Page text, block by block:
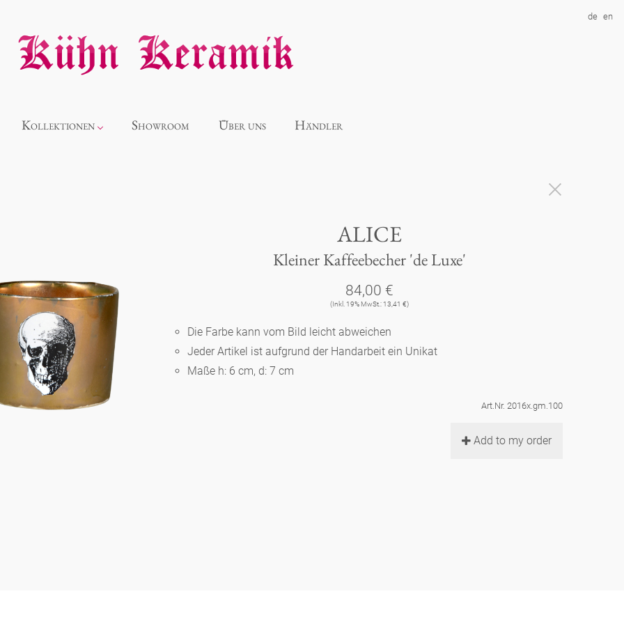
de en
Kollektionen
Souvenir
Berlin
Slumberland
Showroom Über uns Händler
ALICE
Kleiner Kaffeebecher 'de Luxe'
84,00 €
(Inkl. 19% MwSt.: 13,41 €)
Die Farbe kann vom Bild leicht abweichen
Jeder Artikel ist aufgrund der Handarbeit ein Unikat
Maße h: 6 cm, d: 7 cm
Art.Nr. 2016x.gm.100
Add to my order